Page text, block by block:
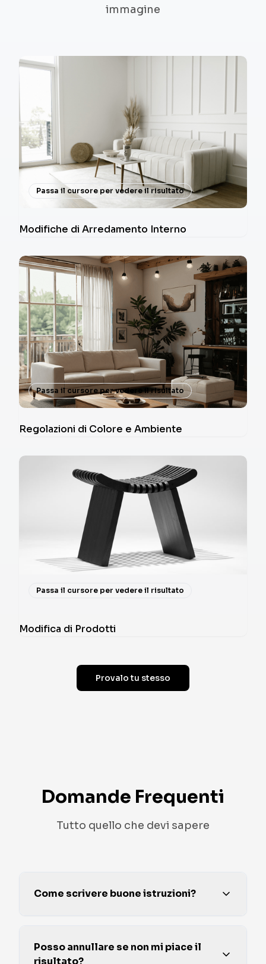
immagine
Passa il cursore per vedere il risultato
Modifiche di Arredamento Interno
Passa il cursore per vedere il risultato
Regolazioni di Colore e Ambiente
Passa il cursore per vedere il risultato
Modifica di Prodotti
Provalo tu stesso
Domande Frequenti
Tutto quello che devi sapere
Come scrivere buone istruzioni?
Posso annullare se non mi piace il
risultato?